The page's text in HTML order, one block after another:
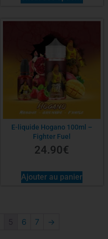
E-liquide Hogano 100ml –
Fighter Fuel
24.90€
Ajouter au panier
5 6 7 →